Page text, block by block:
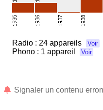
Radio : 24 appareils Voir
Phono : 1 appareil Voir
Signaler un contenu